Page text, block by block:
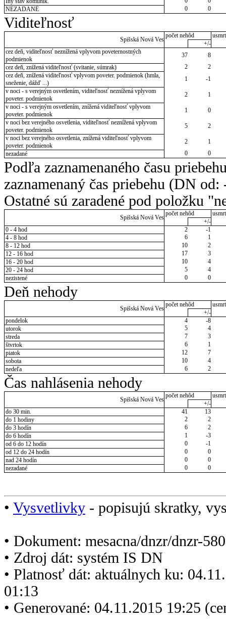
NEZADANÉ
0 0
Viditeľnosť
Spišská Nová Ves
počet nehôd
+/-
cez deň, viditeľnosť neznížená vplyvom poveternostných
podmienok
37
8
cez deň, znížená viditeľnosť (svitanie, súmrak)
2
2
cez deň, znížená viditeľnosť vplyvom poveter. podmienok (hmla,
sneženie, dážď ...)
1
-1
v noci - s verejným osvetlením, viditeľnosť neznížená vplyvom
poveter. podmienok
2
1
v noci - s verejným osvetlením, znížená viditeľnosť vplyvom
poveter. podmienok
1
0
v noci bez verejného osvetlenia, viditeľnosť neznížená vplyvom
poveter. podmienok
5
2
v noci bez verejného osvetlenia, znížená viditeľnosť vplyvom
poveter. podmienok
2
1
nezadané
0 0
Podľa zaznamenaného času
zaznamenaný čas priebehu (DN
Ostatné sú zaradené pod položku
Spišská Nová Ves
počet nehôd
+/-
0 - 4 hod
2
-1
4 - 8 hod
6
1
8 - 12 hod
10
2
12 - 16 hod
17
3
16 - 20 hod
10
4
20 - 24 hod
5
4
nezistené
0 0
Deň nehody
Spišská Nová Ves
počet nehôd
+/-
pondelok
4
-8
utorok
5
4
streda
7
3
štvrtok
6
1
piatok
12
7
sobota
10
4
nedeľa
6 2
Čas nahlásenia nehody
Spišská Nová Ves
počet nehôd
+/-
do 30 min.
41
13
do 1 hodiny
2
2
do 3 hodín
6
2
do 6 hodín
1
-3
od 6 do 12 hodín
0
-1
od 12 do 24 hodín
0
0
nad 24 hodín
0
0
nezadané
0 0
• Vysvetlivky - popisujú skratky,
• Dokument: mesacna/dnzr/dnzr-
• Zdroj dát: systém IS DN
• Platnosť dát: aktuálnych ku:
01:13
• Generované: 04.11.2015 19:25